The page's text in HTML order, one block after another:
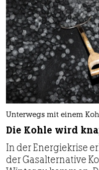
Unterwegs mit einem
Die Kohle wird
In der Energiekrise
der Gasalternative